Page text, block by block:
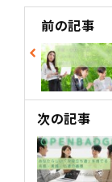
前の記事
次の記事